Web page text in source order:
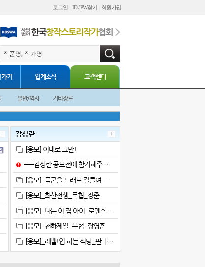
로그인 ID / PW찾기 회원가입
기 업계소식 고객센터
일반/역사 기타장르
감상란
[응모] 이대로 그만!
-----감상란 공모전에 참가해주…
[응모]_폭군을 노래로 길들여…
[응모]_화산전생_무협_정준
[응모]_나는 이 집 아이_로맨스…
[응모]_천하제일_무협_장영훈
[응모]_레벨!업 하는 식당_판타…